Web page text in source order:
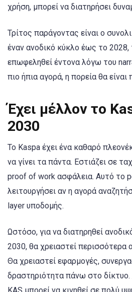
χρήση, μπορεί να διατηρήσει
Τρίτος παράγοντας είναι ο
έναν ανοδικό κύκλο έως το
επωφεληθεί έντονα λόγω του
πιο ήπια αγορά, η πορεία θα είναι
Έχει μέλλον το
2030
Το Kaspa έχει ένα καθαρό
να γίνει τα πάντα. Εστιάζει σε
proof of work ασφάλεια. Αυτό το
λειτουργήσει αν η αγορά
layer υποδομής.
Ωστόσο, για να διατηρηθεί
2030, θα χρειαστεί περισσότερα
Θα χρειαστεί εφαρμογές,
δραστηριότητα πάνω στο δίκτυο.